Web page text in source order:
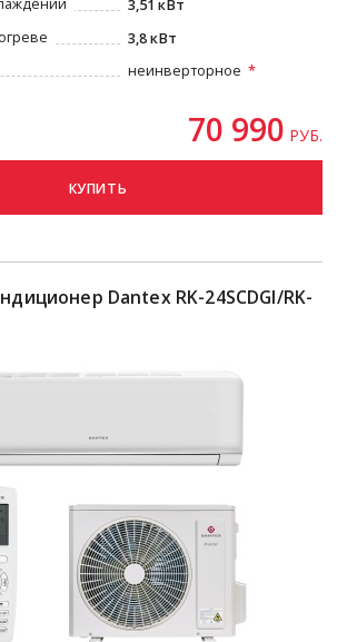
3,51 кВт
3,8 кВт
неинверторное
70 990 РУБ.
КУПИТЬ
Dantex RK-24SCDGI/RK-